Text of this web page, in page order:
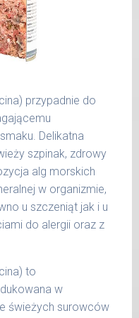
orientacyjnymi.
są od rasy,
oraz innych
| 400
przypadnie do
Delikatna
szpinak, zdrowy
alg morskich
w organizmie,
u szczeniąt jak i u
do alergii oraz z
to
w
świeżych surowców